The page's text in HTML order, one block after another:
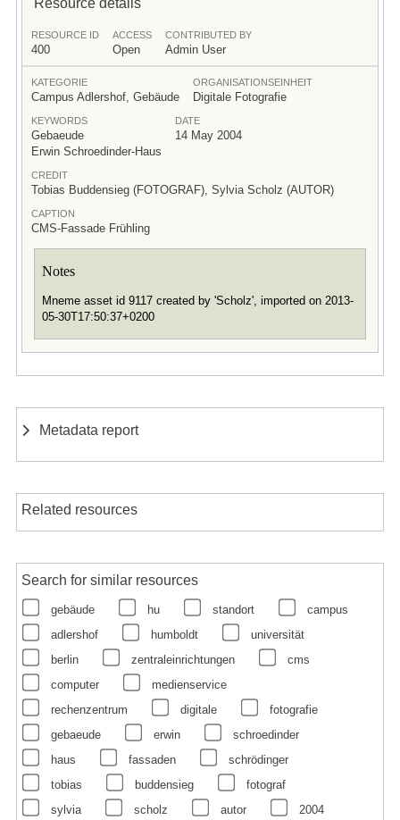
RESOURCE ID
400
ACCESS
Open
CONTRIBUTED BY
Admin User
KATEGORIE
Campus Adlershof, Gebäude
ORGANISATIONSEINHEIT
Digitale Fotografie
KEYWORDS
Gebaeude
Erwin Schroedinder-Haus
DATE
14 May 2004
CREDIT
Tobias Buddensieg (FOTOGRAF), Sylvia Scholz (AUTOR)
CAPTION
CMS-Fassade Frühling
Notes
Mneme asset id 9117 created by 'Scholz', imported on 2013-
05-30T17:50:37+0200
Metadata report
Related resources
Search for similar resources
gebäude hu standort
campus
adlershof
humboldt
universität
berlin
zentraleinrichtungen
cms
computer
medienservice
rechenzentrum
digitale
fotografie
gebaeude
erwin
schroedinder
haus
fassaden
schrödinger
tobias
buddensieg
fotograf
sylvia
scholz autor 2004